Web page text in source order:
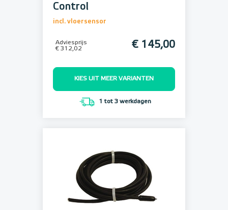
Control
incl. vloersensor
Adviesprijs
€ 312,02
€ 145,00
KIES UIT MEER VARIANTEN
1 tot 3 werkdagen